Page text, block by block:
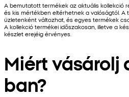
A bemutatott termékek az aktuális kollekció
és kis mértékben eltérhetnek a valóságtól. A
üzletenként változhat, és egyes termékek
A kollekció termékei időszakosan, illetve a
készlet erejéig érvényes.
Miért vásárolj
ban?